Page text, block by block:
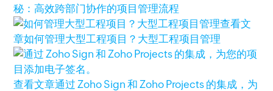
秘：高效跨部门协作的项目管理流程
查看文
章如何管理大型工程项目？大型工程项目管理
查看文章通过 Zoho Sign 和 Zoho Projects 的集成，为